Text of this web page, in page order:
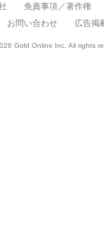
免責事項／著作権
お問い合わせ
広告掲
Gold Online Inc. All rights